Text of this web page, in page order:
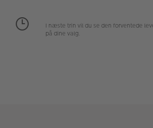
I næste trin vil du se den forventede
på dine valg.